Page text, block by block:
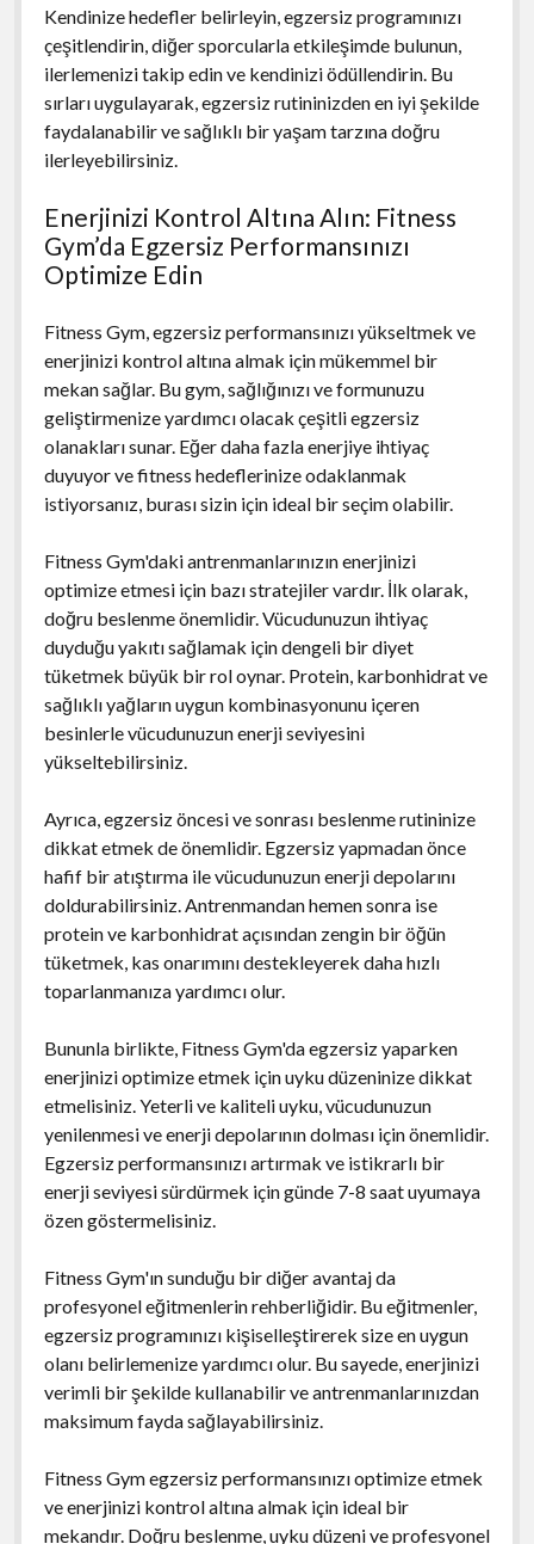
Kendinize hedefler belirleyin, egzersiz programınızı
çeşitlendirin, diğer sporcularla etkileşimde bulunun,
ilerlemenizi takip edin ve kendinizi ödüllendirin. Bu
sırları uygulayarak, egzersiz rutininizden en iyi şekilde
faydalanabilir ve sağlıklı bir yaşam tarzına doğru
ilerleyebilirsiniz.
Enerjinizi Kontrol Altına Alın: Fitness
Gym’da Egzersiz Performansınızı
Optimize Edin
Fitness Gym, egzersiz performansınızı yükseltmek ve
enerjinizi kontrol altına almak için mükemmel bir
mekan sağlar. Bu gym, sağlığınızı ve formunuzu
geliştirmenize yardımcı olacak çeşitli egzersiz
olanakları sunar. Eğer daha fazla enerjiye ihtiyaç
duyuyor ve fitness hedeflerinize odaklanmak
istiyorsanız, burası sizin için ideal bir seçim olabilir.
Fitness Gym'daki antrenmanlarınızın enerjinizi
optimize etmesi için bazı stratejiler vardır. İlk olarak,
doğru beslenme önemlidir. Vücudunuzun ihtiyaç
duyduğu yakıtı sağlamak için dengeli bir diyet
tüketmek büyük bir rol oynar. Protein, karbonhidrat ve
sağlıklı yağların uygun kombinasyonunu içeren
besinlerle vücudunuzun enerji seviyesini
yükseltebilirsiniz.
Ayrıca, egzersiz öncesi ve sonrası beslenme rutininize
dikkat etmek de önemlidir. Egzersiz yapmadan önce
hafif bir atıştırma ile vücudunuzun enerji depolarını
doldurabilirsiniz. Antrenmandan hemen sonra ise
protein ve karbonhidrat açısından zengin bir öğün
tüketmek, kas onarımını destekleyerek daha hızlı
toparlanmanıza yardımcı olur.
Bununla birlikte, Fitness Gym'da egzersiz yaparken
enerjinizi optimize etmek için uyku düzeninize dikkat
etmelisiniz. Yeterli ve kaliteli uyku, vücudunuzun
yenilenmesi ve enerji depolarının dolması için önemlidir.
Egzersiz performansınızı artırmak ve istikrarlı bir
enerji seviyesi sürdürmek için günde 7-8 saat uyumaya
özen göstermelisiniz.
Fitness Gym'ın sunduğu bir diğer avantaj da
profesyonel eğitmenlerin rehberliğidir. Bu eğitmenler,
egzersiz programınızı kişiselleştirerek size en uygun
olanı belirlemenize yardımcı olur. Bu sayede, enerjinizi
verimli bir şekilde kullanabilir ve antrenmanlarınızdan
maksimum fayda sağlayabilirsiniz.
Fitness Gym egzersiz performansınızı optimize etmek
ve enerjinizi kontrol altına almak için ideal bir
mekandır. Doğru beslenme, uyku düzeni ve profesyonel